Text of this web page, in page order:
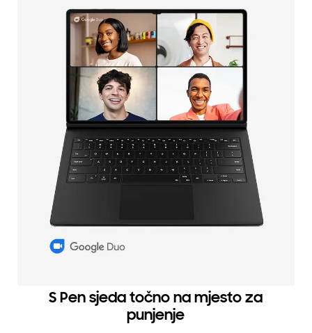
S Pen sjeda točno na mjesto za
punjenje